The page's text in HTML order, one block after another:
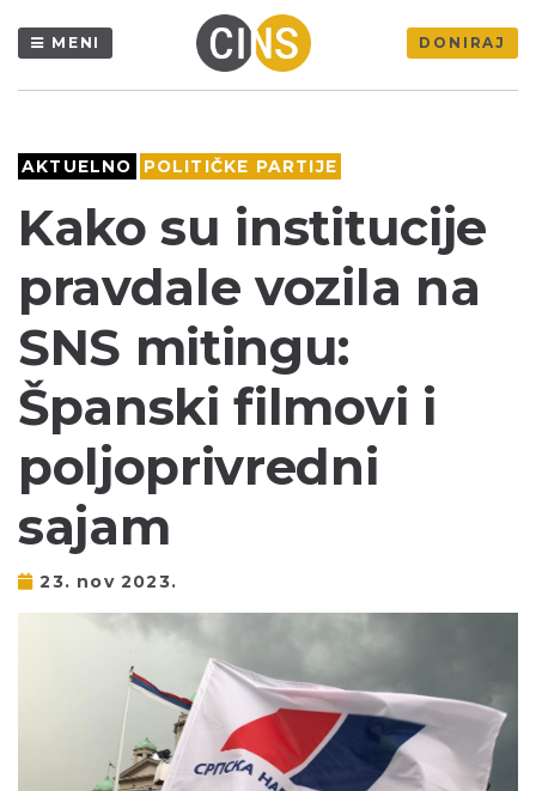
MENI DONIRAJ
AKTUELNO POLITIČKE PARTIJE
Kako su institucije
pravdale vozila na
SNS mitingu:
Španski filmovi i
poljoprivredni
sajam
23. nov 2023.